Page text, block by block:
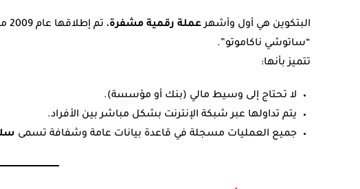
البتكوين هي أول وأشهرعملة رقمية مشفرة
،
“ساتوشي ناكاموتو”.
تتميز بأنها:
لا تحتاج إلى وسيط مالي (بنك أو مؤسسة).
يتم تداولها عبر شبكة الإنترنت بشكل مباشر بين الأفراد.
جميع العمليات مسجلة في قاعدة بيانات عامة وشفافة تسمى